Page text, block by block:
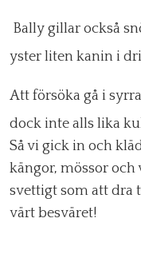
Bally gillar också
yster liten kanin i
Att försöka gå i
dock inte alls lika
Så vi gick in och
kängor, mössor och
svettigt som att dra
värt besväret!